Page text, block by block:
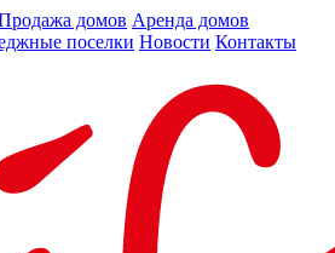
домов Аренда домов
поселки Новости Контакты